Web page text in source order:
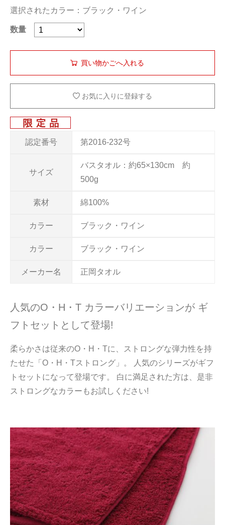
お問い合わせ
認定番号 第2016-232号
サイズ
バスタオル：約65×130cm 約
500g
素材 綿100%
カラー ブラック・ワイン
カラー ブラック・ワイン
メーカー名 正岡タオル
選択されたカラー：ブラック・ワイン
数量
お気に入りに登録する
人気のO・H・T カラーバリエーションが ギ
フトセットとして登場!
柔らかさは従来のO・H・Tに、ストロングな弾力性を持
たせた「O・H・Tストロング」。 人気のシリーズがギフ
トセットになって登場です。 白に満足された方は、是非
ストロングなカラーもお試しください!